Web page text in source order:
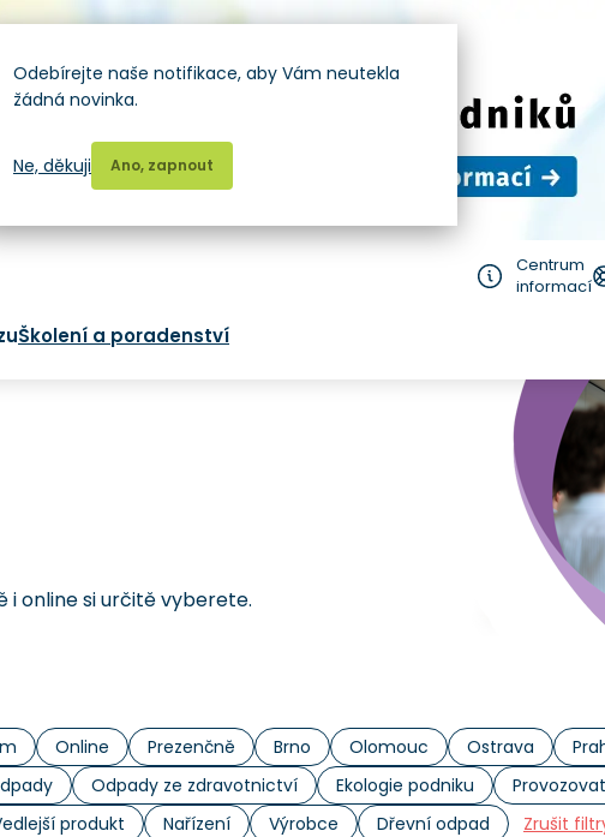
Centrum
informací
Školení a poradenství
online si určitě vyberete.
Online Prezenčně Brno Olomouc Ostrava
Odpady ze zdravotnictví Ekologie podniku
produkt Nařízení Výrobce Dřevní odpad Zrušit
Odebírejte naše notifikace, aby Vám neutekla
žádná novinka.
Ano, zapnout
Ne, děkuji